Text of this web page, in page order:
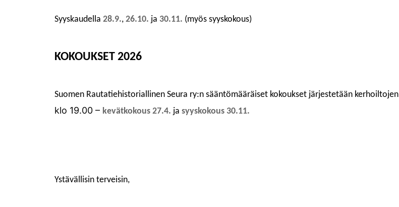
Syyskaudella 28.9., 26.10. ja 30.11. (myös syyskokous)
KOKOUKSET 2026
Suomen Rautatiehistoriallinen Seura ry:n sääntömääräiset kokoukset järjestetään kerhoiltojen
klo 19.00 – kevätkokous 27.4. ja syyskokous 30.11.
Ystävällisin terveisin,